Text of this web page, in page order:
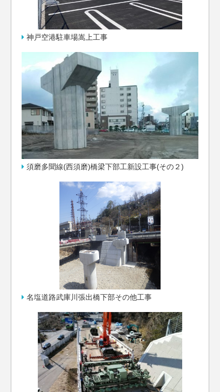
神戸空港駐車場嵩上工事
須磨多聞線(西須磨)橋梁下部工新設工事(その２)
名塩道路武庫川張出橋下部その他工事